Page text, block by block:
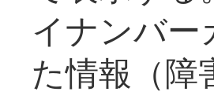
イナンバ
た情報（障